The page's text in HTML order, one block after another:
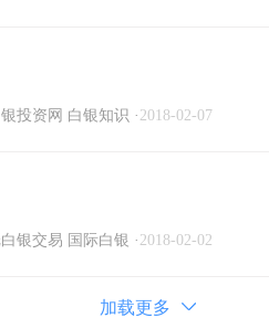
投资网 白银知识 · 2018-02-07
银交易 国际白银 · 2018-02-02
加载更多